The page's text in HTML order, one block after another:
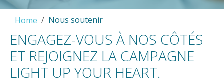
Home Nous soutenir
ENGAGEZ-VOUS À NOS CÔTÉS
ET REJOIGNEZ LA CAMPAGNE
LIGHT UP YOUR HEART.